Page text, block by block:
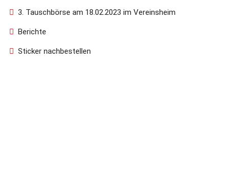
3. Tauschbörse am 18.02.2023 im Vereinsheim
Berichte
Sticker nachbestellen